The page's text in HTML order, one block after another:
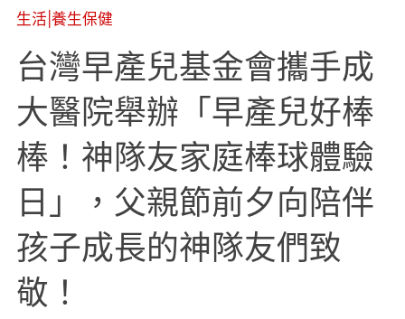
生活 養生保健
台灣早產兒基金會攜手成
大醫院舉辦「早產兒好棒
棒！神隊友家庭棒球體驗
日」，父親節前夕向陪伴
孩子成長的神隊友們致
敬！